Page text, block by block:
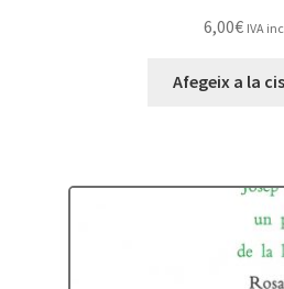
6,00€ IVA
Afegeix a la